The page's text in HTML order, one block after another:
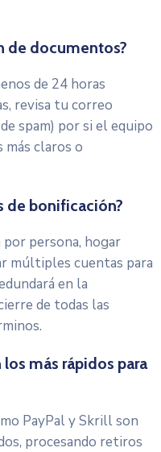
de documentos?
de 24 horas
revisa tu correo
spam) por si el equipo
claros o
de bonificación?
persona, hogar
múltiples cuentas para
en la
de todas las
más rápidos para
PayPal y Skrill son
procesando retiros